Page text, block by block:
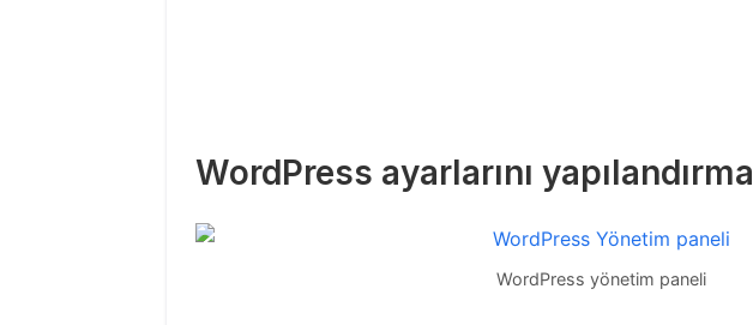
WordPress ayarlarını yapılandırma
WordPress yönetim paneli